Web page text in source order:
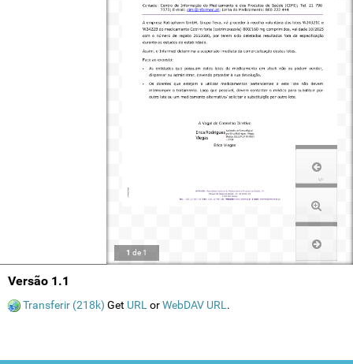
1 de 1
Versão 1.1
Transferir (218k) Get URL orWebDAV URL .